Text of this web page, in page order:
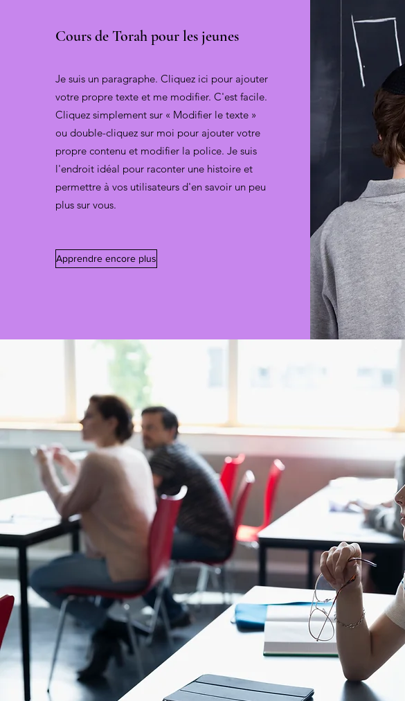
Cours de Torah pour les jeunes
Je suis un paragraphe. Cliquez ici pour ajouter
votre propre texte et me modifier. C'est facile.
Cliquez simplement sur « Modifier le texte »
ou double-cliquez sur moi pour ajouter votre
propre contenu et modifier la police. Je suis
l'endroit idéal pour raconter une histoire et
permettre à vos utilisateurs d'en savoir un peu
plus sur vous.
Apprendre encore plus